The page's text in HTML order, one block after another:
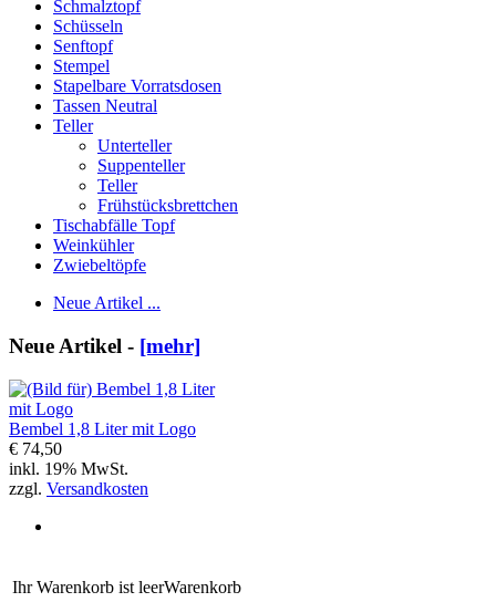
Schmalztopf
Schüsseln
Senftopf
Stempel
Stapelbare Vorratsdosen
Tassen Neutral
Teller
Unterteller
Suppenteller
Teller
Frühstücksbrettchen
Tischabfälle Topf
Weinkühler
Zwiebeltöpfe
Neue Artikel ...
Neue Artikel - [mehr]
Bembel 1,8 Liter mit Logo
€ 74,50
inkl. 19% MwSt.
zzgl. Versandkosten
Ihr Warenkorb ist leerWarenkorb